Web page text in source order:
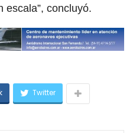
escala”, concluyó.
Twitter